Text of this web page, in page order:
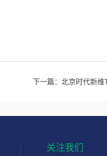
下一篇： 北京时代新维
关注我们